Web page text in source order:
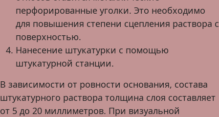
перфорированные уголки. Это необходимо
для повышения степени сцепления раствора с
поверхностью.
Нанесение штукатурки с помощью
штукатурной станции.
В зависимости от ровности основания, состава
штукатурного раствора толщина слоя составляет
от 5 до 20 миллиметров. При визуальной